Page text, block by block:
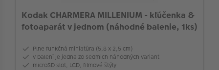
Typ pamäte
Typ filmu
Kodak CHARMERA MILLENIUM - kľúčenka &
fotoaparát v jednom (náhodné balenie, 1ks)
Plne funkčná miniatúra (5,8 x 2,5 cm)
v balení je jedna zo sedmich náhodných variant
microSD slot, LCD, filmové štýly